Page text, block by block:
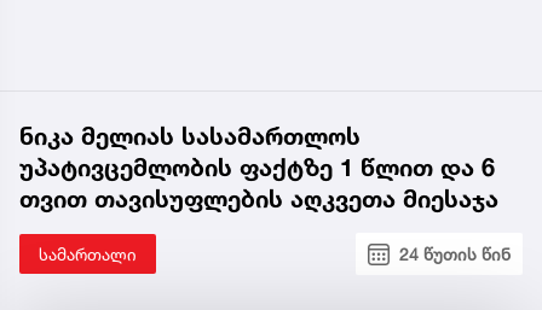
ნიკა მელიას სასამართლოს
უპატივცემლობის ფაქტზე 1 წლით და 6
თვით თავისუფლების აღკვეთა მიესაჯა
სამართალი 24 წუთის წინ